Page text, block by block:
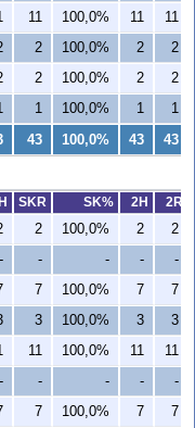
11 100,0% 11
11
2 100,0% 2
2
2 100,0% 2
2
1 100,0% 1 1
43 100,0% 43 43
SKR SK% 2H
2R
2 100,0% 2
2
- - - -
-
7 100,0% 7
7
3 100,0% 3
3
11 100,0% 11
11
- - - -
-
7 100,0% 7 7